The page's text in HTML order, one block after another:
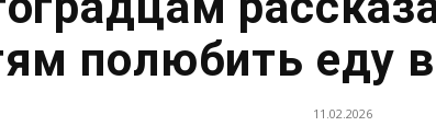
полюбить еду
11.02.2026